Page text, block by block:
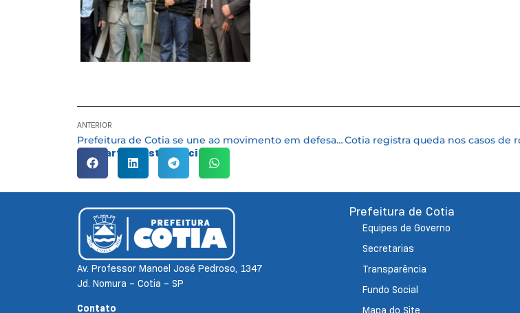
ANTERIOR
Prefeitura de Cotia se une ao movimento em defesa da Vila do DAE, no Morro Grande
Compartilhe esta notícia:
Av. Professor Manoel José Pedroso, 1347
Jd. Nomura – Cotia – SP
Contato
Prefeitura de Cotia
Equipes de Governo
Secretarias
Transparência
Fundo Social
Mapa do Site